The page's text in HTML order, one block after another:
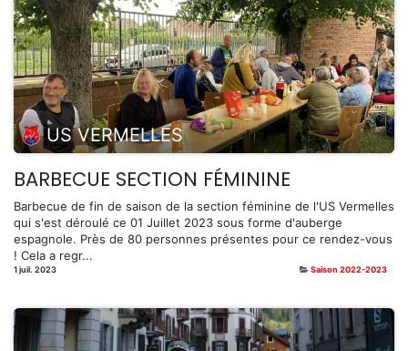
US VERMELLES
BARBECUE SECTION FÉMININE
Barbecue de fin de saison de la section féminine de l'US Vermelles
qui s'est déroulé ce 01 Juillet 2023 sous forme d'auberge
espagnole. Près de 80 personnes présentes pour ce rendez-vous
! Cela a regr...
1 juil. 2023 Saison 2022-2023